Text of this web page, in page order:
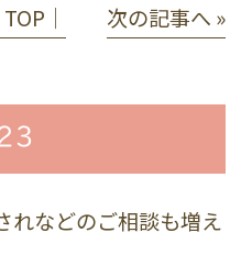
次の記事へ »
れなどのご相談も増え